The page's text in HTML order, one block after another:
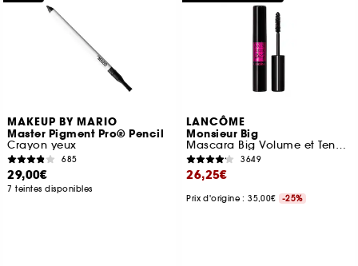
MAKEUP BY MARIO
Master Pigment Pro® Pencil
Crayon yeux
685
29,00€
7 teintes disponibles
LANCÔME
Monsieur Big
Mascara Big Volume et Tenue jusqu'à 24h
3649
26,25€
Prix d'origine : 35,00€ -25%